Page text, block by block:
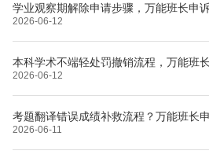
学业观察期解除申请步骤，万能班长申
2026-06-12
本科学术不端轻处罚撤销流程，万能班
2026-06-12
考题翻译错误成绩补救流程？万能班长
2026-06-11